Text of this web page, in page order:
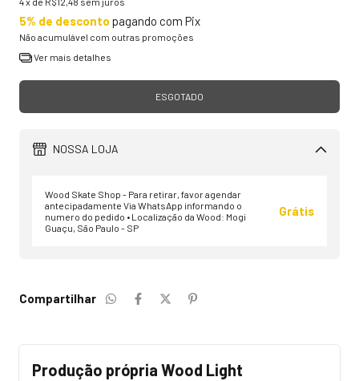
5% de desconto pagando com Pix
Não acumulável com outras promoções
Ver mais detalhes
NOSSA LOJA
Wood Skate Shop - Para retirar, favor agendar
antecipadamente Via WhatsApp informando o
numero do pedido • Localização da Wood: Mogi
Guaçu, São Paulo - SP
Grátis
Compartilhar
Produção própria Wood Light